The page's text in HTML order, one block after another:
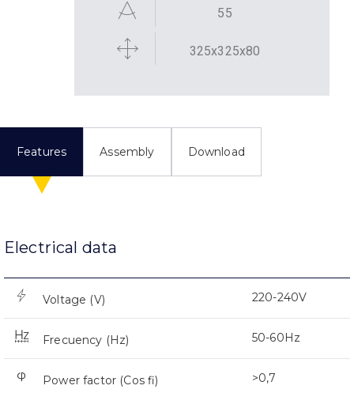
55
325x325x80
Features Assembly Download
Electrical data
Voltage (V) 220-240V
Frecuency (Hz) 50-60Hz
Power factor (Cos fi) >0,7